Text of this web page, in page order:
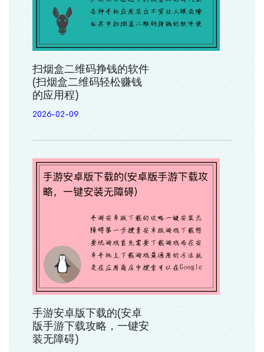
扫烟盒二维码挣钱的软件
(扫烟盒二维码轻松赚钱
的应用程)
2026-02-09
手游安卓版下载的(安卓
版手游下载攻略，一键安
装无障碍)